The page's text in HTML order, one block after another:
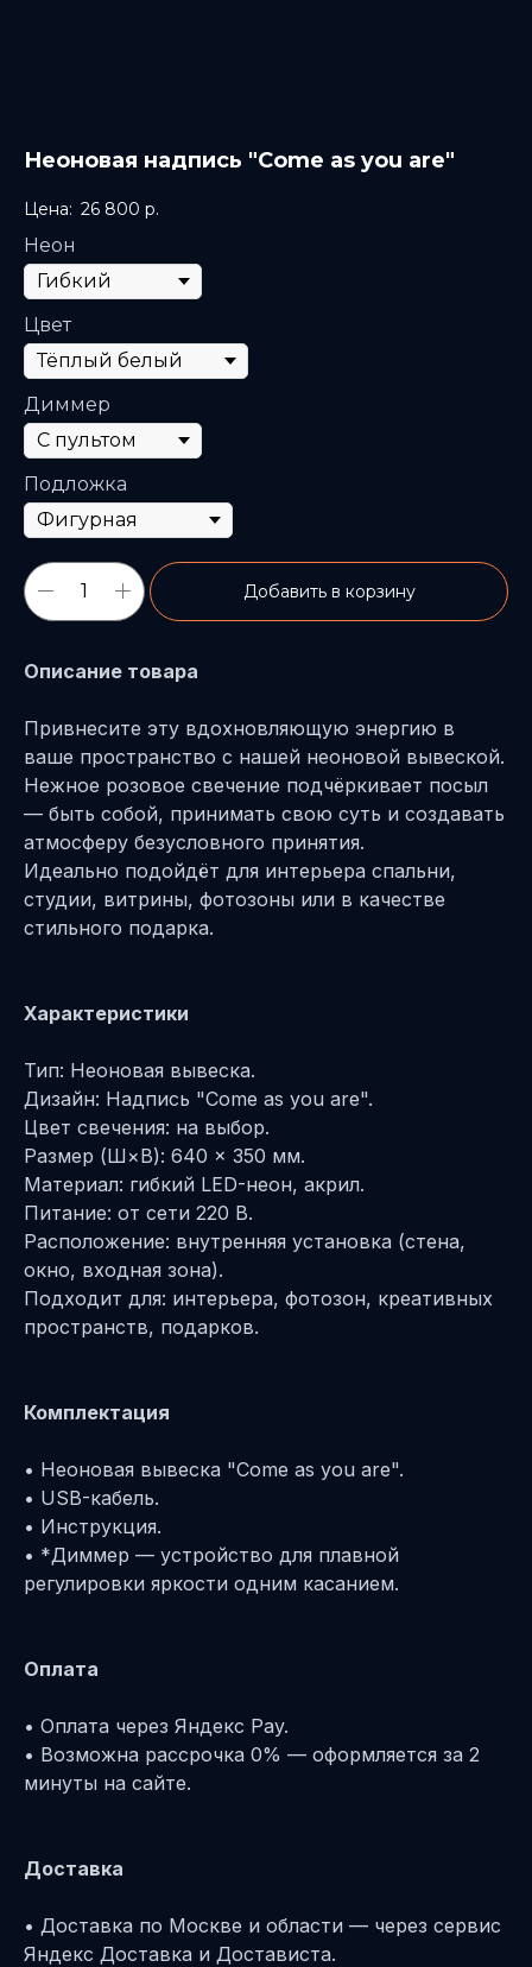
Неоновая надпись "Come as you are"
26 800 р.
Неон
Цвет
Диммер
Подложка
Добавить в корзину
Описание товара
Привнесите эту вдохновляющую энергию в
ваше пространство с нашей неоновой вывеской.
Нежное розовое свечение подчёркивает посыл
— быть собой, принимать свою суть и создавать
атмосферу безусловного принятия.
Идеально подойдёт для интерьера спальни,
студии, витрины, фотозоны или в качестве
стильного подарка.
Характеристики
Тип: Неоновая вывеска.
Дизайн: Надпись "Come as you are".
Цвет свечения: на выбор.
Размер (Ш×В): 640 × 350 мм.
Материал: гибкий LED-неон, акрил.
Питание: от сети 220 В.
Расположение: внутренняя установка (стена,
окно, входная зона).
Подходит для: интерьера, фотозон, креативных
пространств, подарков.
Комплектация
• Неоновая вывеска "Come as you are".
• USB-кабель.
• Инструкция.
• *Диммер — устройство для плавной
регулировки яркости одним касанием.
Оплата
• Оплата через Яндекс Pay.
• Возможна рассрочка 0% — оформляется за 2
минуты на сайте.
Доставка
• Доставка по Москве и области — через сервис
Яндекс Доставка и Достависта.